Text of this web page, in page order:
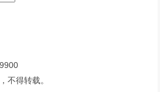
不得转载。